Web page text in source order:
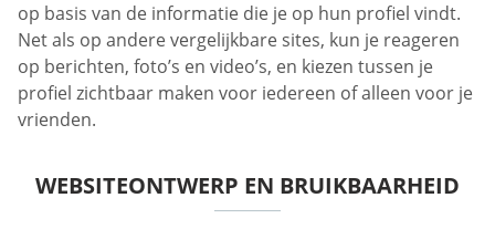
op basis van de informatie die je op hun profiel vindt.
Net als op andere vergelijkbare sites, kun je reageren
op berichten, foto’s en video’s, en kiezen tussen je
profiel zichtbaar maken voor iedereen of alleen voor je
vrienden.
WEBSITEONTWERP EN BRUIKBAARHEID